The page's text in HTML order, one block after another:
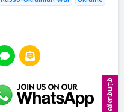
விளம்பரம்